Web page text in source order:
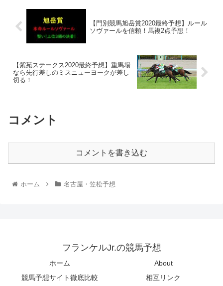
【門別競馬旭岳賞2020最終予想】ルール
ソヴァールを信頼！馬複2点予想！
【紫苑ステークス2020最終予想】重馬場
なら先行差しのミスニューヨークが差し
切る！
コメント
コメントを書き込む
ホーム 名古屋・笠松予想
フランケルJr.の競馬予想
ホーム
About
競馬予想サイト徹底比較
相互リンク